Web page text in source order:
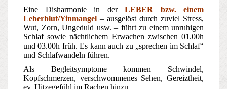
Eine Disharmonie in der LEBER bzw. einem
Leberblut/Yinmangel – ausgelöst durch zuviel Stress,
Wut, Zorn, Ungeduld usw. – führt zu einem unruhigen
Schlaf sowie nächtlichem Erwachen zwischen 01.00h
und 03.00h früh. Es kann auch zu „sprechen im Schlaf“
und Schlafwandeln führen.
Als Begleitsymptome kommen Schwindel,
Kopfschmerzen, verschwommenes Sehen, Gereiztheit,
ev. Hitzegefühl im Rachen hinzu.